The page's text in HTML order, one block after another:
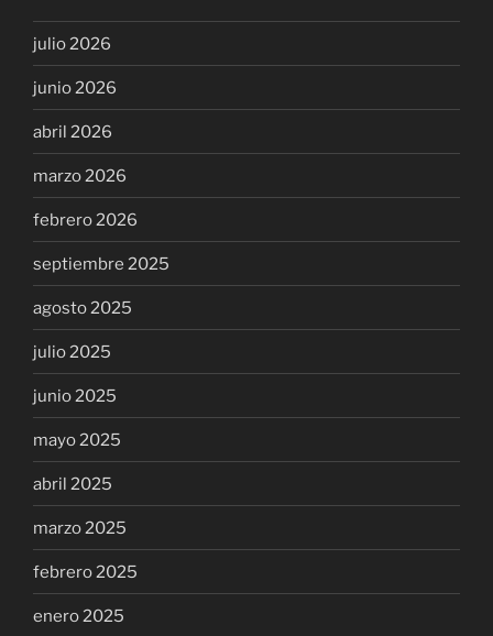
julio 2026
junio 2026
abril 2026
marzo 2026
febrero 2026
septiembre 2025
agosto 2025
julio 2025
junio 2025
mayo 2025
abril 2025
marzo 2025
febrero 2025
enero 2025